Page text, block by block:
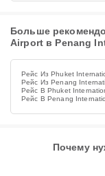
Больше
Airport в Penang
Рейс Из Phuket
Рейс Из Penang
Рейс В Phuket
Рейс В Penang
Почему